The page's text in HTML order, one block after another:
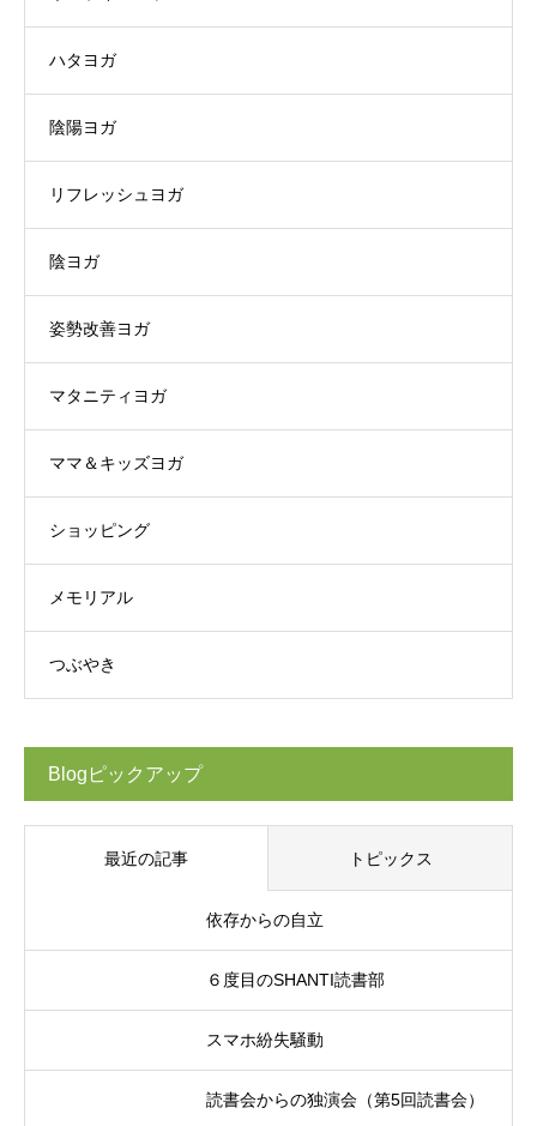
ハタヨガ
陰陽ヨガ
リフレッシュヨガ
陰ヨガ
姿勢改善ヨガ
マタニティヨガ
ママ＆キッズヨガ
ショッピング
メモリアル
つぶやき
Blogピックアップ
最近の記事 トピックス
依存からの自立
６度目のSHANTI読書部
スマホ紛失騒動
読書会からの独演会（第5回読書会）